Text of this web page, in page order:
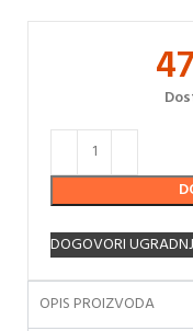
DOGOVORI
OPIS PROIZVODA